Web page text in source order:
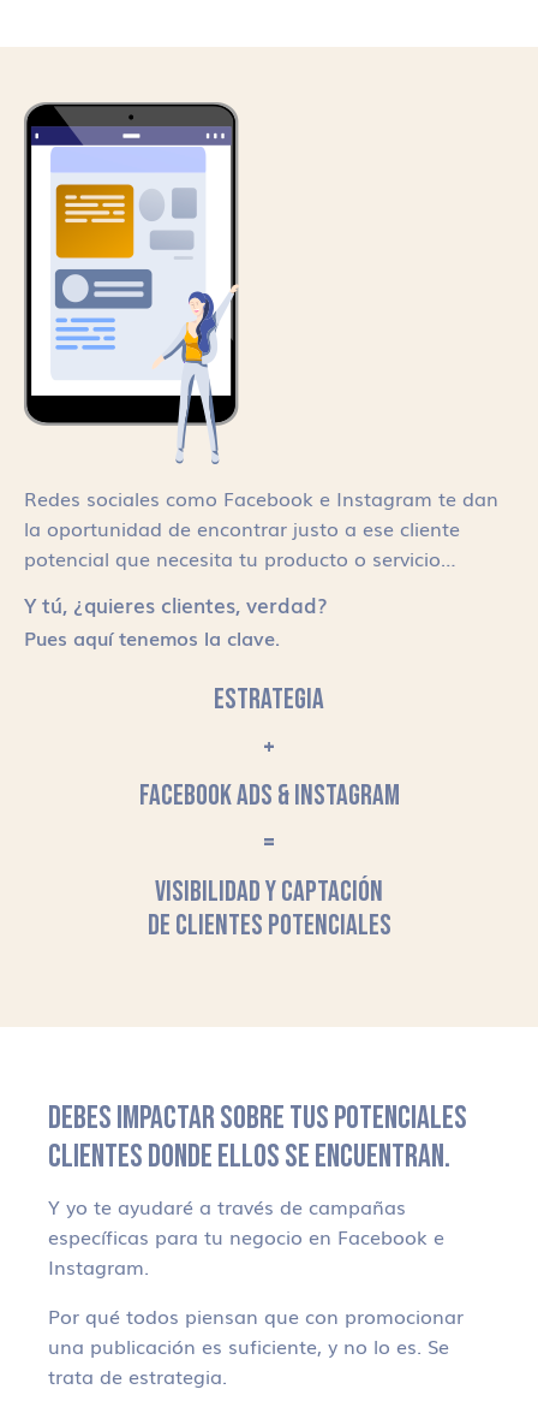
Redes sociales como Facebook e Instagram te dan
la oportunidad de encontrar justo a ese cliente
potencial que necesita tu producto o servicio…
Y tú, ¿quieres clientes, verdad?
Pues aquí tenemos la clave.
ESTRATEGIA
+
FACEBOOK ADS & INSTAGRAM
=
VISIBILIDAD Y CAPTACIÓN
DE CLIENTES POTENCIALES
DEBES IMPACTAR SOBRE TUS POTENCIALES
CLIENTES DONDE ELLOS SE ENCUENTRAN.
Y yo te ayudaré a través de campañas
específicas para tu negocio en Facebook e
Instagram.
Por qué todos piensan que con promocionar
una publicación es suficiente, y no lo es. Se
trata de estrategia.